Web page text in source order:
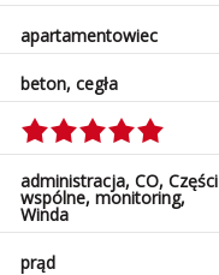
apartamentowiec
beton, cegła
administracja, CO, Części
wspólne, monitoring,
Winda
prąd